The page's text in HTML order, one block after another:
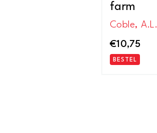
farm
Coble, A.L.
€10,75
BESTEL